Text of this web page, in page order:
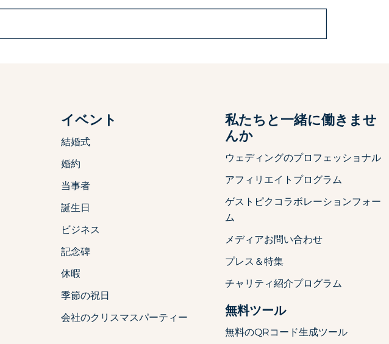
イベント
結婚式
婚約
当事者
誕生日
ビジネス
記念碑
休暇
季節の祝日
会社のクリスマスパーティー
私たちと一緒に働きませ
んか
ウェディングのプロフェッショナル
アフィリエイトプログラム
ゲストピクコラボレーションフォー
ム
メディアお問い合わせ
プレス＆特集
チャリティ紹介プログラム
無料ツール
無料のQRコード生成ツール